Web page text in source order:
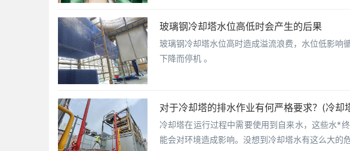
玻璃钢冷却塔水位高低时会产生的后果
玻璃钢冷却塔水位高时造成溢流浪费，水位低影响
下降而停机 。
对于冷却塔的排水作业有何严格要求？(冷却
冷却塔在运行过程中需要使用到自来水，这些水*
能会对环境造成影响。没想到冷却塔水有这么大的